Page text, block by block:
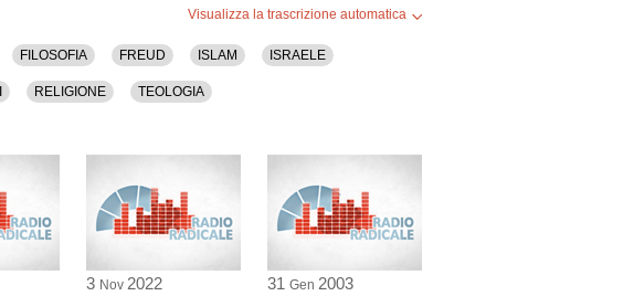
Domanda del pubblico
21:26 Durata: 7 min 50 sec
IVAN CARLOT
Visualizza la trascrizione automatica
FILOSOFIA FREUD ISLAM ISRAELE
RELIGIONE TEOLOGIA
3 Nov 2022 31 Gen 2003